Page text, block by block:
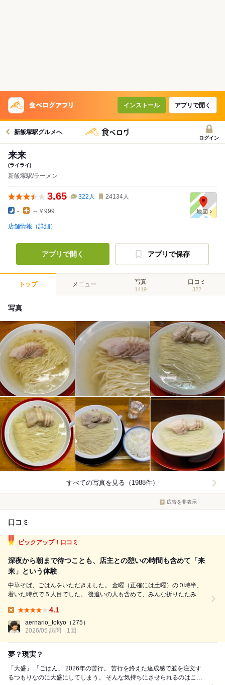
インストール アプリで開く
新飯塚駅グルメへ
ログイン
来来
(ライライ)
新飯塚駅/ラーメン
3.65 322 人 24134人
- ～￥999
店舗情報（詳細）
アプリで開く アプリで保存
トップ メニュー 写真
1419
口コミ
322
写真
すべての写真を見る（1988件）
広告を非表示
口コミ
ピックアップ！口コミ
深夜から朝まで待つことも、店主との憩いの時間も含めて「来
来」という体験
中華そば、ごはんをいただきました。 金曜（正確には土曜）の０時半、
着いた時点で５人目でした。 後追いの人も含めて、みんな折りたたみ椅
ました。雨の予報があったので、どうか降らないでほしいと祈りながら。
どうみても写真か...
4.1
aernario_tokyo （275）
2026/05 訪問
1回
夢？現実？
「大盛」 「ごはん」 2026年の苦行。 苦行を終えた達成感で並を注文す
るつもりなのに大盛にしてしまう。 そんな気持ちにさせられるのはここ